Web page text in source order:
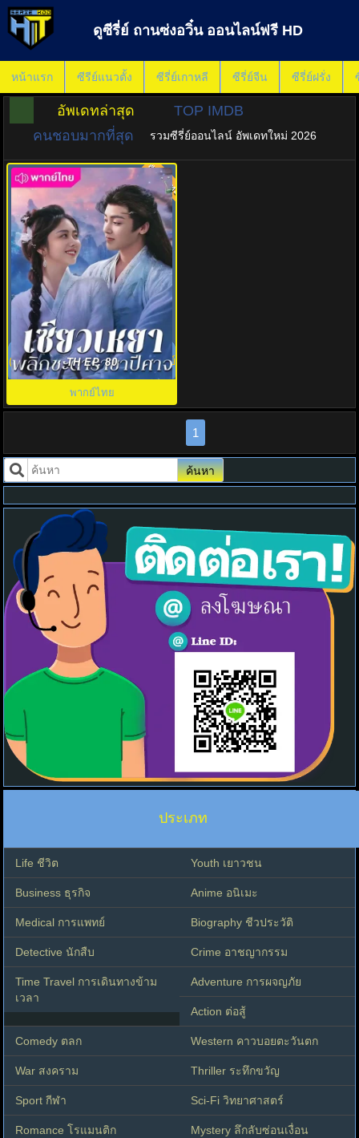
ดูซีรี่ย์ ถานซ่งอวิ๋น ออนไลน์ฟรี HD
หน้าแรก ซีรีย์แนวตั้ง ซีรี่ย์เกาหลี ซีรี่ย์จีน ซีรี่ย์ฝรั่ง
อัพเดทล่าสุด
TOP IMDB
คนชอบมากที่สุด
รวมซีรี่ย์ออนไลน์ อัพเดทใหม่ 2026
เซียวเหยาพลิกชะตาราชาปีศาจ
(2025)The Unclouded Soul พากย์
ไทย
8.0 พากย์ไทย
TH EP. 80
พากย์ไทย
1
ค้นหา
ประเภท
Life ชีวิต Youth เยาวชน
Business ธุรกิจ Anime อนิเมะ
Medical การแพทย์ Biography ชีวประวัติ
Detective นักสืบ Crime อาชญากรรม
Time Travel การเดินทางข้าม
เวลา
Adventure การผจญภัย
Action ต่อสู้
Comedy ตลก Western คาวบอยตะวันตก
War สงคราม Thriller ระทึกขวัญ
Sport กีฬา Sci-Fi วิทยาศาสตร์
Romance โรแมนติก Mystery ลึกลับซ่อนเงื่อน